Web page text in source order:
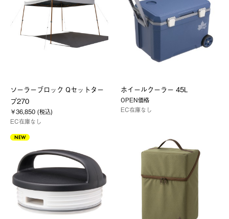
ソーラーブロック Qセットター
プ270
￥36,850 (税込)
EC在庫なし
ホイールクーラー 45L
OPEN価格
EC在庫なし
NEW